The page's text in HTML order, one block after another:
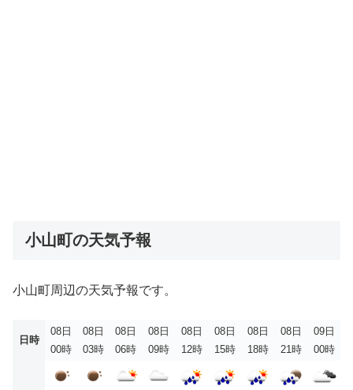
小山町の天気予報
小山町周辺の天気予報です。
日時
08日
00時
08日
03時
08日
06時
08日
09時
08日
12時
08日
15時
08日
18時
08日
21時
09日
00時